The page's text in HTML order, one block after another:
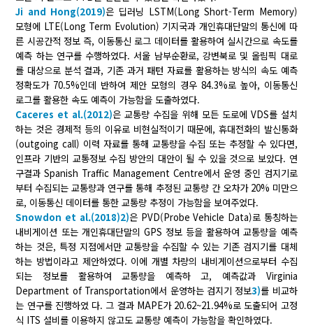
Ji and Hong(2019)은 딥러닝 LSTM(Long Short-Term Memory)
모형에 LTE(Long Term Evolution) 기지국과 개인휴대단말의 통신에 따
른 시공간적 정보 즉, 이동통신 로그 데이터를 활용하여 실시간으로 속도를
예측 하는 연구를 수행하였다. 서울 남부순환로, 강변북로 및 올림픽 대로
를 대상으로 분석 결과, 기존 과거 패턴 자료를 활용하는 방식의 속도 예측
정확도가 70.5%인데 반하여 제안 모형의 경우 84.3%로 높아, 이동통신
로그를 활용한 속도 예측이 가능함을 도출하였다.
Caceres et al.(2012)은 교통량 수집을 위해 모든 도로에 VDS를 설치
하는 것은 경제적 등의 이유로 비현실적이기 때문에, 휴대전화의 발신통화
(outgoing call) 이력 자료를 통해 교통량을 수집 또는 추정할 수 있다면,
인프라 기반의 교통정보 수집 방안의 대안이 될 수 있을 것으로 보았다. 연
구결과 Spanish Traffic Management Centre에서 운영 중인 검지기로
부터 수집되는 교통량과 연구를 통해 추정된 교통량 간 오차가 20% 미만으
로, 이동통신 데이터를 통한 교통량 추정이 가능함을 보여주었다.
Snowdon et al.(2018)2)은 PVD(Probe Vehicle Data)로 통칭하는
내비게이션 또는 개인휴대단말의 GPS 정보 등을 활용하여 교통량을 예측
하는 것은, 특정 지점에서만 교통량을 수집할 수 있는 기존 검지기를 대체
하는 방법이라고 제안하였다. 이에 개별 차량의 내비게이션으로부터 수집
되는 정보를 활용하여 교통량을 예측하 고, 예측값과 Virginia
Department of Transportation에서 운영하는 검지기 정보3)를 비교하
는 연구를 진행하였 다. 그 결과 MAPE가 20.62~21.94%로 도출되어 고정
식 ITS 설비를 이용하지 않고도 교통량 예측이 가능함을 확인하였다.